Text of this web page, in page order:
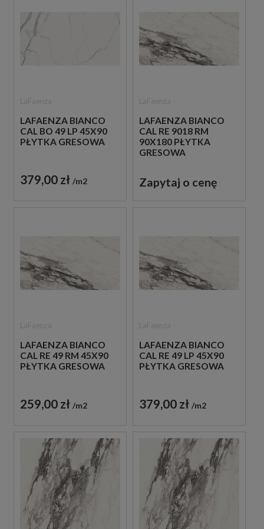
LAFAENZA BIANCO
CAL BO 49 LP 45X90
PŁYTKA GRESOWA
379,00 zł m2
LAFAENZA BIANCO
CAL RE 9018 RM
90X180 PŁYTKA
GRESOWA
Zapytaj o cenę
LAFAENZA BIANCO
CAL RE 49 RM 45X90
PŁYTKA GRESOWA
259,00 zł m2
LAFAENZA BIANCO
CAL RE 49 LP 45X90
PŁYTKA GRESOWA
379,00 zł m2